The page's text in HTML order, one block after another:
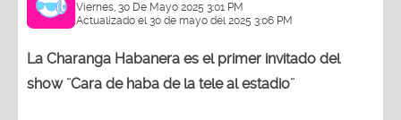
Viernes, 30 De Mayo 2025 3:01 PM
Actualizado el 30 de mayo del 2025 3:06 PM
La Charanga Habanera es el primer invitado del
show ¨Cara de haba de la tele al estadio¨